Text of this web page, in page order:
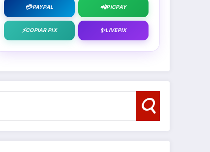
💳PAYPAL 📲PICPAY
⚡COPIAR PIX ✨LIVEPIX
Pesquisar